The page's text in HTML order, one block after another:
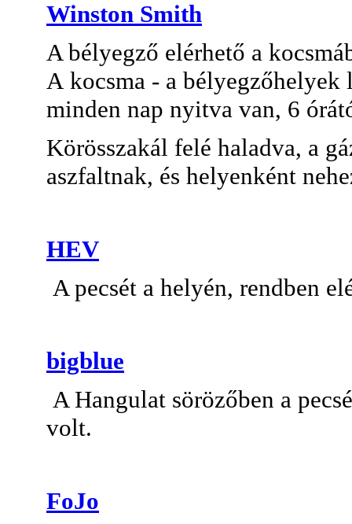
Winston Smith
A bélyegző elérhető a
A kocsma - a
minden nap nyitva van, 6
Körösszakál felé haladva, a
aszfaltnak, és helyenként
HEV
A pecsét a helyén, rendben
bigblue
A Hangulat sörözőben a
volt.
FoJo